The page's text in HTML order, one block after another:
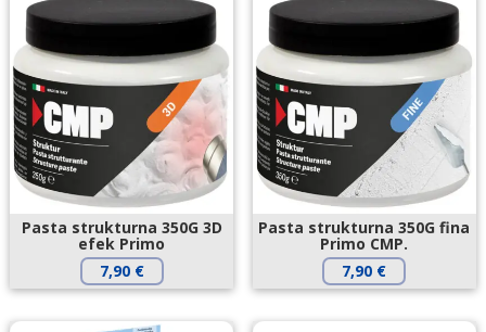
Pasta strukturna 350G 3D
efek Primo
7,90 €
Pasta strukturna 350G fina
Primo CMP.
7,90 €